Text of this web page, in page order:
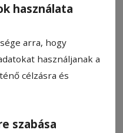
használata
arra, hogy
használjanak a
célzásra és
szabása
perc